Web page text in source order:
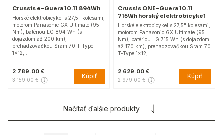
Crussis e-Guera 10.11 894Wh
Horské elektrobicykel s 27,5" kolesami,
motorom Panasonic GX Ultimate (95
Nm), batériou LG 894 Wh (s
dojazdom až 200 km),
prehadzovačkou Sram 70 T-Type
1x12,…
2 789.00 €
3 159.00 € Kúpiť
Crussis ONE-Guera 10.11
715Wh horský elektrobicykel
Horské elektrobicykel s 27,5" kolesami,
motorom Panasonic GX Ultimate (95
Nm), batériou LG 715 Wh (s dojazdom
až 170 km), prehadzovačkou Sram 70
T-Type 1x12,…
2 629.00 €
2 979.00 € Kúpiť
Načítať ďalšie produkty